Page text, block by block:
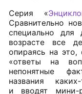
Серия «
Сравнительно
специально для
возрасте все
опираясь на это,
«ответы на
непонятные
названия
и вводят мини-